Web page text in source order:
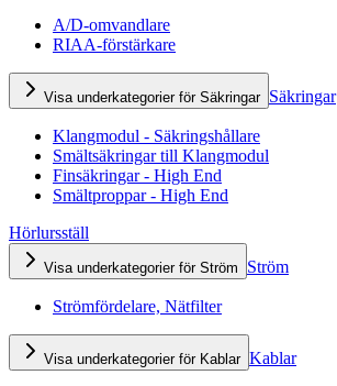
A/D-omvandlare
RIAA-förstärkare
Visa underkategorier för Säkringar Säkringar
Klangmodul - Säkringshållare
Smältsäkringar till Klangmodul
Finsäkringar - High End
Smältproppar - High End
Hörlursställ
Visa underkategorier för Ström Ström
Strömfördelare, Nätfilter
Visa underkategorier för Kablar Kablar